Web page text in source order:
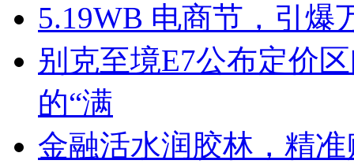
5.19WB 电商节，引爆
别克至境E7公布定价
的“满
金融活水润胶林，精